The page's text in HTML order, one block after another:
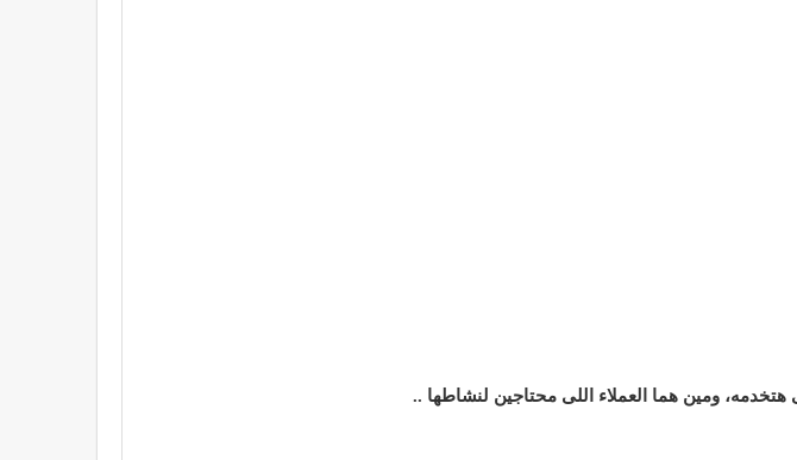
ومين هما العملاء اللى محتاجين لنشاطها ..